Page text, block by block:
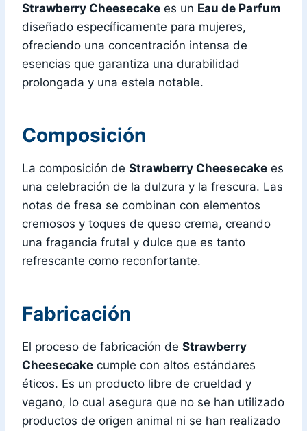
Strawberry Cheesecake es un Eau de Parfum
diseñado específicamente para mujeres,
ofreciendo una concentración intensa de
esencias que garantiza una durabilidad
prolongada y una estela notable.
Composición
La composición de Strawberry Cheesecake es
una celebración de la dulzura y la frescura. Las
notas de fresa se combinan con elementos
cremosos y toques de queso crema, creando
una fragancia frutal y dulce que es tanto
refrescante como reconfortante.
Fabricación
El proceso de fabricación de Strawberry
Cheesecake cumple con altos estándares
éticos. Es un producto libre de crueldad y
vegano, lo cual asegura que no se han utilizado
productos de origen animal ni se han realizado